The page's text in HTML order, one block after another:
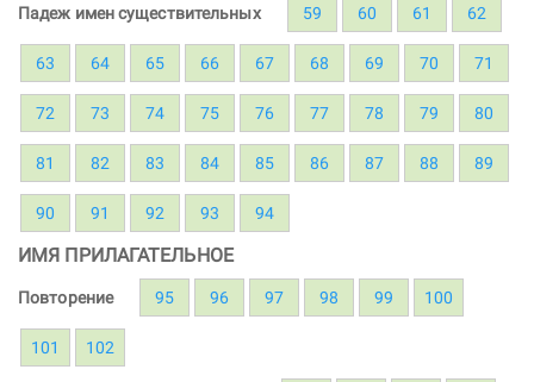
Падеж имен существительных 59 60 61 62
63 64 65 66 67 68 69 70 71
72 73 74 75 76 77 78 79 80
81 82 83 84 85 86 87 88 89
90 91 92 93 94
ИМЯ ПРИЛАГАТЕЛЬНОЕ
Повторение 95 96 97 98 99 100
101 102